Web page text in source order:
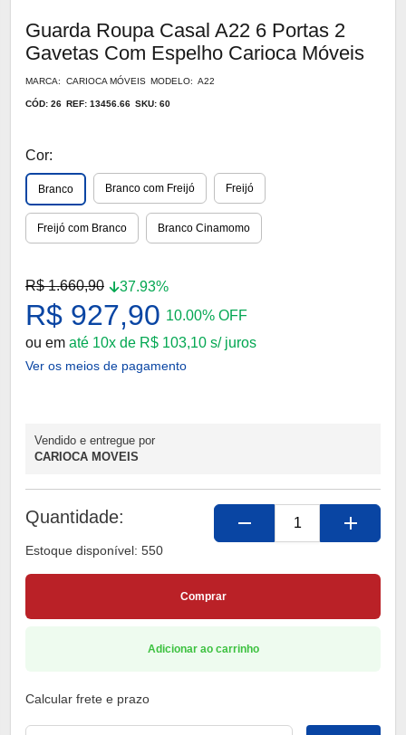
Guarda Roupa Casal A22 6 Portas 2
Gavetas Com Espelho Carioca Móveis
MARCA: CARIOCA MÓVEIS MODELO: A22
CÓD: 26 REF: 13456.66 SKU: 60
Cor:
Branco Branco com Freijó Freijó
Freijó com Branco Branco Cinamomo
R$ 1.660,90 37.93%
R$ 927,90 10.00% OFF
ou em até 10x de R$ 103,10 s/ juros
Ver os meios de pagamento
Vendido e entregue por
CARIOCA MOVEIS
Quantidade: remove add
Estoque disponível: 550
Comprar
Adicionar ao carrinho
Calcular frete e prazo